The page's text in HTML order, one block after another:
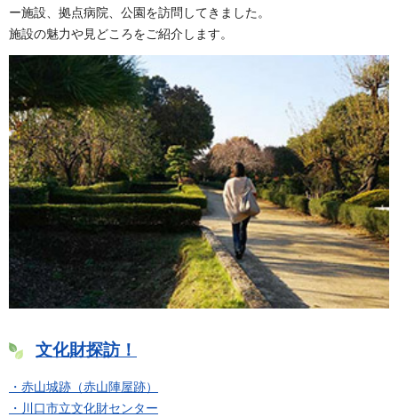
ー施設、拠点病院、公園を訪問してきました。
施設の魅力や見どころをご紹介します。
文化財探訪！
・赤山城跡（赤山陣屋跡）
・川口市立文化財センター